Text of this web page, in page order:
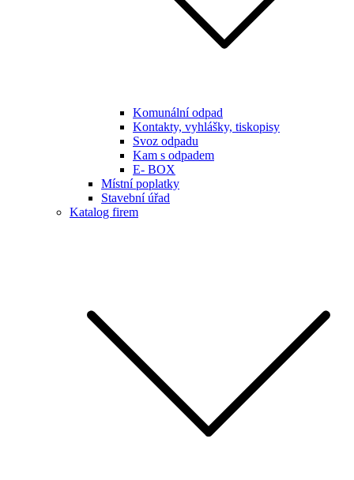
Komunální odpad
Kontakty, vyhlášky, tiskopisy
Svoz odpadu
Kam s odpadem
E- BOX
Místní poplatky
Stavební úřad
Katalog firem